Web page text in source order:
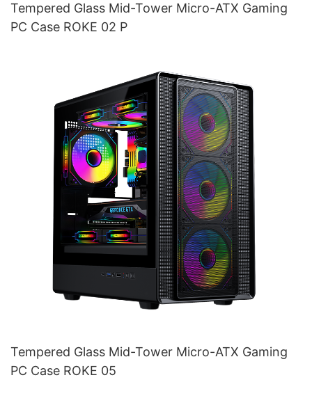
Tempered Glass Mid-Tower Micro-ATX Gaming
PC Case ROKE 02 P
Tempered Glass Mid-Tower Micro-ATX Gaming
PC Case ROKE 05